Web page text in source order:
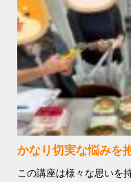
かなり切実な悩みを
この講座は様々な思いを